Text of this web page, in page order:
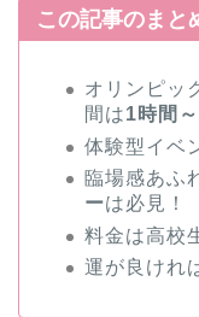
この記事のまと
オリンピッ
間は1時間
体験型イベ
臨場感あふ
ーは必見！
料金は高校
運が良けれ